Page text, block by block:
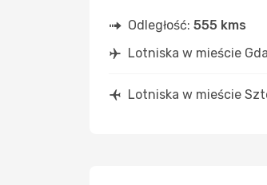
Odległość: 555 kms
Lotniska w mieście
Lotniska w mieście